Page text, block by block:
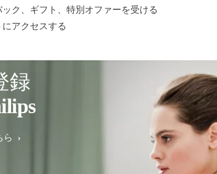
ク、ギフト、特別オファーを受ける
アクセスする
録
ら